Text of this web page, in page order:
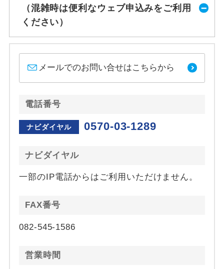
（混雑時は便利なウェブ申込みをご利用
ください）
メールでのお問い合せはこちらから
電話番号
ナビダイヤル 0570-03-1289
ナビダイヤル
一部のIP電話からはご利用いただけません。
FAX番号
082-545-1586
営業時間